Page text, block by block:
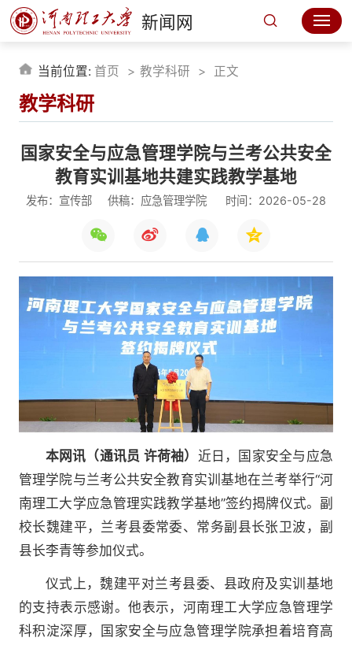
新闻网
教学科研
当前位置: 首页 教学科研 正文
国家安全与应急管理学院与兰考公共安全
教育实训基地共建实践教学基地
发布：宣传部 供稿：应急管理学院 时间：2026-05-28
本网讯（通讯员 许荷袖） 近日，国家安全与应急
管理学院与兰考公共安全教育实训基地在兰考举行“河
南理工大学应急管理实践教学基地”签约揭牌仪式。副
校长魏建平，兰考县委常委、常务副县长张卫波，副
县长李青等参加仪式。
仪式上，魏建平对兰考县委、县政府及实训基地
的支持表示感谢。他表示，河南理工大学应急管理学
科积淀深厚，国家安全与应急管理学院承担着培育高